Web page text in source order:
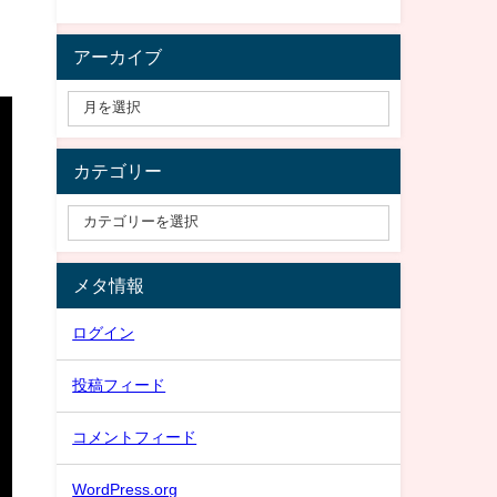
アーカイブ
カテゴリー
メタ情報
ログイン
投稿フィード
コメントフィード
WordPress.org